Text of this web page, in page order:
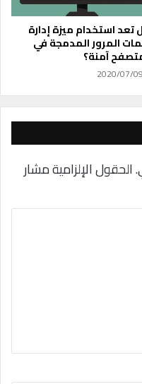
تعد استخدام ميزة إدارة
المرور المدمجة في
آمنة؟
2020/07/09
الحقول الإلزامية مشار